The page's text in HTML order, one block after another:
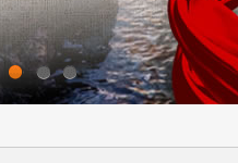
2 3